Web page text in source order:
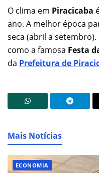
O clima em Piracicaba
ano. A melhor época
seca (abril a
como a famosa Festa
da Prefeitura de
Mais Notícias
ECONOMIA